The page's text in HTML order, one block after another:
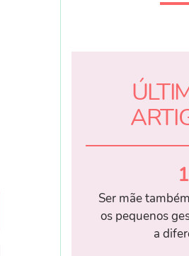
1
Ser mãe
os pequenos
a